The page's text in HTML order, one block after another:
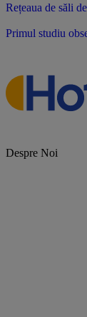
Rețeaua de săli
Primul studiu
Despre Noi